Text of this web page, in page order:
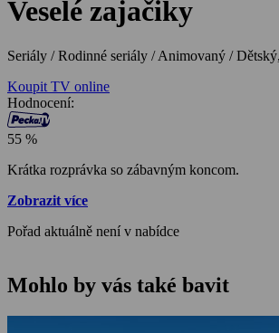
Veselé zajačiky
Seriály / Rodinné seriály / Animovaný / Dětský,
Koupit TV online
Hodnocení:
55 %
Krátka rozprávka so zábavným koncom.
Zobrazit více
Pořad aktuálně není v nabídce
Mohlo by vás také bavit